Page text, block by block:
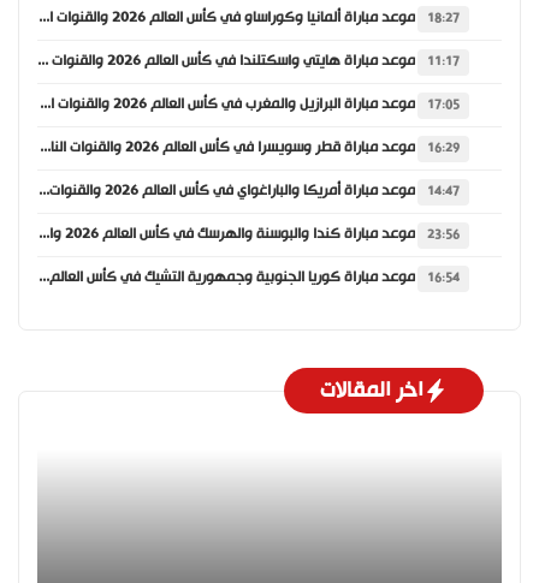
18:27 موعد مباراة ألمانيا وكوراساو في كأس العالم 2026 والقنوات الناقلة
11:17 موعد مباراة هايتي واسكتلندا في كأس العالم 2026 والقنوات الناقلة
17:05 موعد مباراة البرازيل والمغرب في كأس العالم 2026 والقنوات الناقلة
16:29 موعد مباراة قطر وسويسرا في كأس العالم 2026 والقنوات الناقلة
14:47 موعد مباراة أمريكا والباراغواي في كأس العالم 2026 والقنوات الناقلة
23:56 موعد مباراة كندا والبوسنة والهرسك في كأس العالم 2026 والقنوات الناقلة
16:54 موعد مباراة كوريا الجنوبية وجمهورية التشيك في كأس العالم 2026 والقنوات الناقلة
اخر المقالات